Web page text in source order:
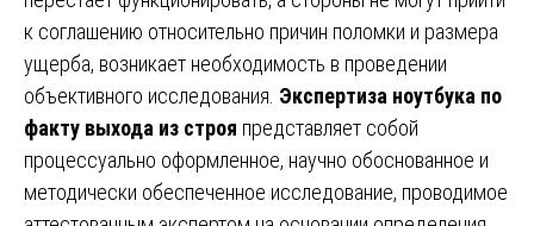
к соглашению относительно причин поломки и размера
ущерба, возникает необходимость в проведении
объективного исследования. Экспертиза ноутбука по
факту выхода из строя представляет собой
процессуально оформленное, научно обоснованное и
методически обеспеченное исследование, проводимое